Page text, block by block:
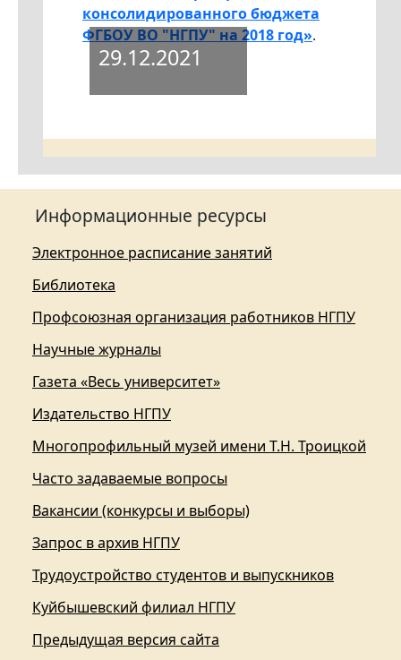
консолидированного бюджета
ФГБОУ ВО "НГПУ" на 2018 год».
29.12.2021
Информационные ресурсы
Электронное расписание занятий
Библиотека
Профсоюзная организация работников НГПУ
Научные журналы
Газета «Весь университет»
Издательство НГПУ
Многопрофильный музей имени Т.Н. Троицкой
Часто задаваемые вопросы
Вакансии (конкурсы и выборы)
Запрос в архив НГПУ
Трудоустройство студентов и выпускников
Куйбышевский филиал НГПУ
Предыдущая версия сайта